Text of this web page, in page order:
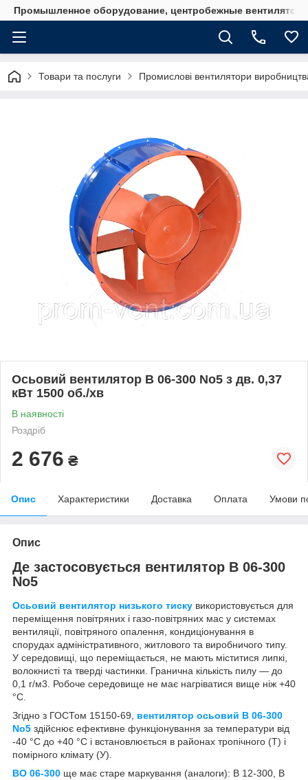
Промышленное оборудование, центробежные
Товари та послуги Промислові вентилятори
Осьовий вентилятор В 06-300 No5 з дв. 0,37
кВт 1500 об./хв
В наявності
Роздріб
2 676 ₴
Опис Характеристики Доставка Оплата Умови
Опис
Де застосовується вентилятор В 06-300
No5
Осьовий вентилятор низького тиску використовується для
переміщення повітряних і газо-повітряних мас у системах
вентиляції, повітряного опалення, кондиціонування в
спорудах адміністративного, житлового та виробничого типу.
У середовищі, що переміщається, не мають міститися липкі,
волокнисті та тверді частинки. Гранична кількість пилу — до
0,1 г/м3. Робоче середовище не має нагріватися вище ніж +40
°C.
Згідно з ГОСТом 15150-69, вентилятор осьовий В 06-300
No5 здійснює ефективне функціонування за температури від
-40 °C до +40 °C і встановлюється в районах тропічного (Т) і
помірного клімату (У).
ВО 06-300 ще має старе маркування (аналоги): В 12-300, В